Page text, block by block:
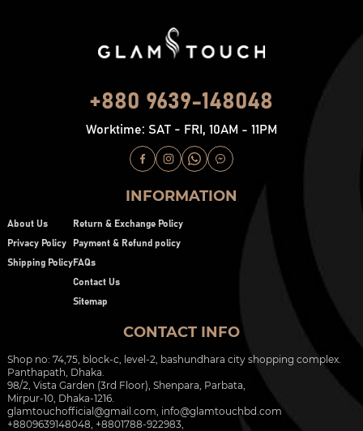
+880 9639-148048
Worktime: SAT - FRI, 10AM - 11PM
INFORMATION
About Us
Privacy Policy
Shipping Policy
Return & Exchange Policy
Payment & Refund policy
FAQs
Contact Us
Sitemap
CONTACT INFO
Shop no: 74,75, block-c, level-2, bashundhara city shopping complex.
Panthapath, Dhaka.
98/2, Vista Garden (3rd Floor), Shenpara, Parbata,
Mirpur-10, Dhaka-1216.
glamtouchofficial@gmail.com info@glamtouchbd.com
+8809639148048, +8801788-922983,